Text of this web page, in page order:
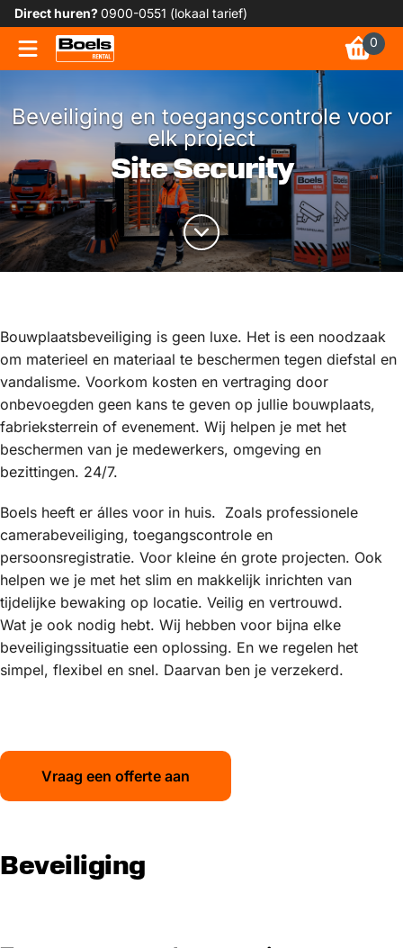
Direct huren?0900-0551 (lokaal tarief)
0
Beveiliging en toegangscontrole voor
elk project
Site Security
Bouwplaatsbeveiliging is geen luxe. Het is een noodzaak
om materieel en materiaal te beschermen tegen diefstal en
vandalisme. Voorkom kosten en vertraging door
onbevoegden geen kans te geven op jullie bouwplaats,
fabrieksterrein of evenement. Wij helpen je met het
beschermen van je medewerkers, omgeving en
bezittingen. 24/7.
Boels heeft er álles voor in huis. Zoals professionele
camerabeveiliging, toegangscontrole en
persoonsregistratie. Voor kleine én grote projecten. Ook
helpen we je met het slim en makkelijk inrichten van
tijdelijke bewaking op locatie. Veilig en vertrouwd.
Wat je ook nodig hebt. Wij hebben voor bijna elke
beveiligingssituatie een oplossing. En we regelen het
simpel, flexibel en snel. Daarvan ben je verzekerd.
Vraag een offerte aan
Beveiliging